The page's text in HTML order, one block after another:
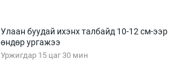
Улаан буудай ихэнх талбайд 10-12 см-ээр
өндөр ургажээ
Уржигдар 15 цаг 30 мин